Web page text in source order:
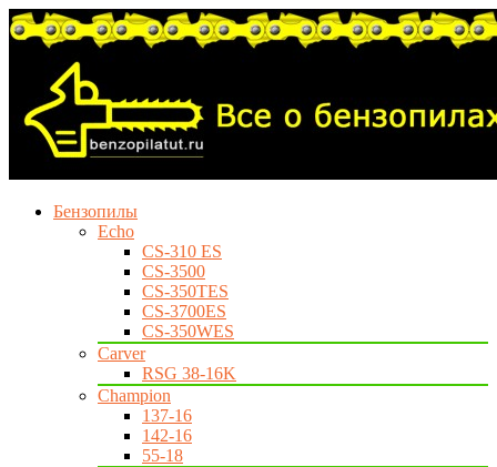
Бензопилы
Echo
CS-310 ES
CS-3500
CS-350TES
CS-3700ES
CS-350WES
Carver
RSG 38-16K
Champion
137-16
142-16
55-18